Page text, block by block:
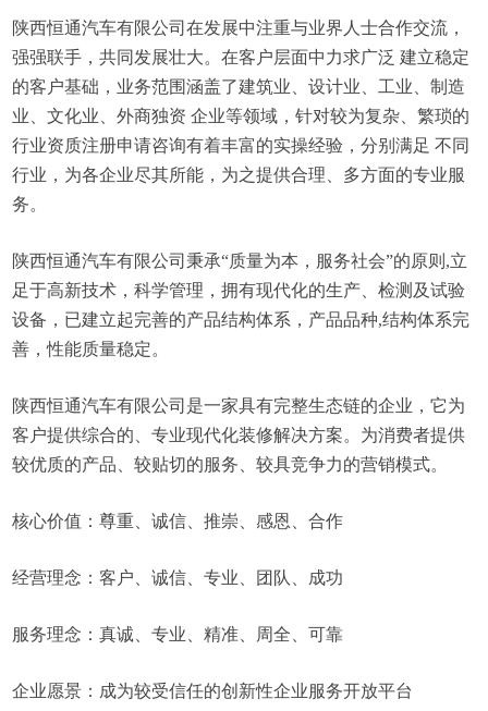
陕西恒通汽车有限公司在发展中注重与业界人士合作交流，
强强联手，共同发展壮大。在客户层面中力求广泛 建立稳定
的客户基础，业务范围涵盖了建筑业、设计业、工业、制造
业、文化业、外商独资 企业等领域，针对较为复杂、繁琐的
行业资质注册申请咨询有着丰富的实操经验，分别满足 不同
行业，为各企业尽其所能，为之提供合理、多方面的专业服
务。
陕西恒通汽车有限公司秉承“质量为本，服务社会”的原则,立
足于高新技术，科学管理，拥有现代化的生产、检测及试验
设备，已建立起完善的产品结构体系，产品品种,结构体系完
善，性能质量稳定。
陕西恒通汽车有限公司是一家具有完整生态链的企业，它为
客户提供综合的、专业现代化装修解决方案。为消费者提供
较优质的产品、较贴切的服务、较具竞争力的营销模式。
核心价值：尊重、诚信、推崇、感恩、合作
经营理念：客户、诚信、专业、团队、成功
服务理念：真诚、专业、精准、周全、可靠
企业愿景：成为较受信任的创新性企业服务开放平台